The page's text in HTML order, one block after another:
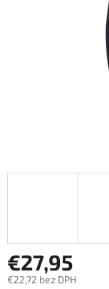
€27,95
€22,72 bez DPH